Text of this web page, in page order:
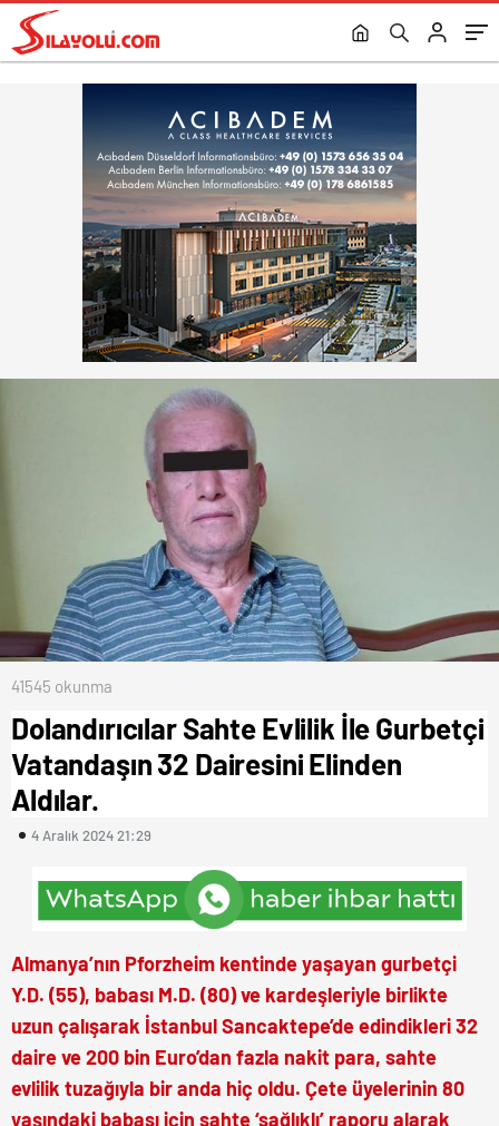
41545 okunma
Dolandırıcılar Sahte Evlilik İle Gurbetçi
Vatandaşın 32 Dairesini Elinden
Aldılar.
4 Aralık 2024 21:29
Almanya’nın Pforzheim kentinde yaşayan gurbetçi
Y.D. (55), babası M.D. (80) ve kardeşleriyle birlikte
uzun çalışarak İstanbul Sancaktepe’de edindikleri 32
daire ve 200 bin Euro’dan fazla nakit para, sahte
evlilik tuzağıyla bir anda hiç oldu. Çete üyelerinin 80
yaşındaki babası için sahte ‘sağlıklı’ raporu alarak